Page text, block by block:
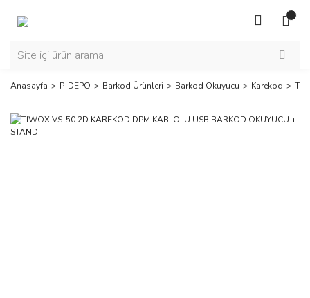
Anasayfa P-DEPO Barkod Ürünleri Barkod Okuyucu Karekod